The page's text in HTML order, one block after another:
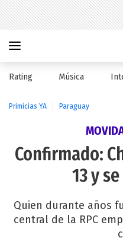
Rating Música
Primicias YA Paraguay
Confirmado:
13 y
Quien durante años
central de la RPC